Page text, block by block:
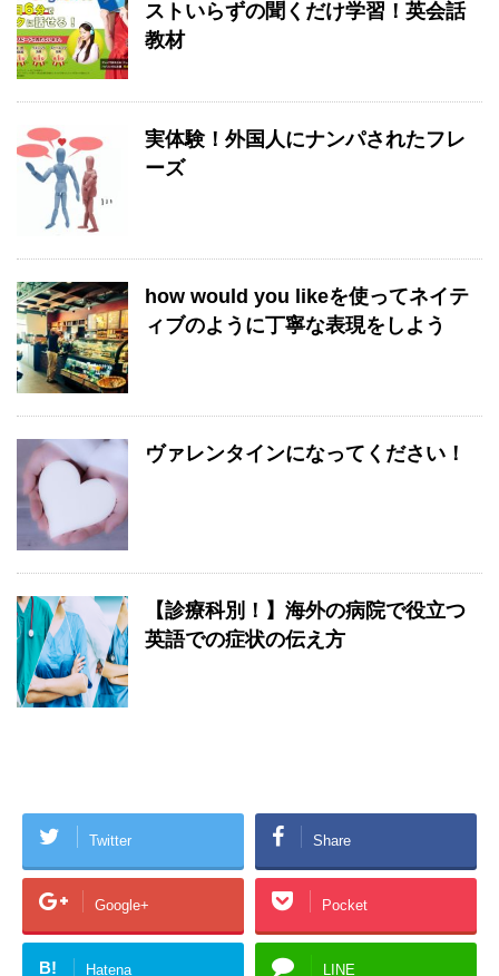
ストいらずの聞くだけ学習！英会話
教材
実体験！外国人にナンパされたフレ
ーズ
how would you likeを使ってネイテ
ィブのように丁寧な表現をしよう
ヴァレンタインになってください！
【診療科別！】海外の病院で役立つ
英語での症状の伝え方
Twitter Share
Google+ Pocket
B! Hatena LINE